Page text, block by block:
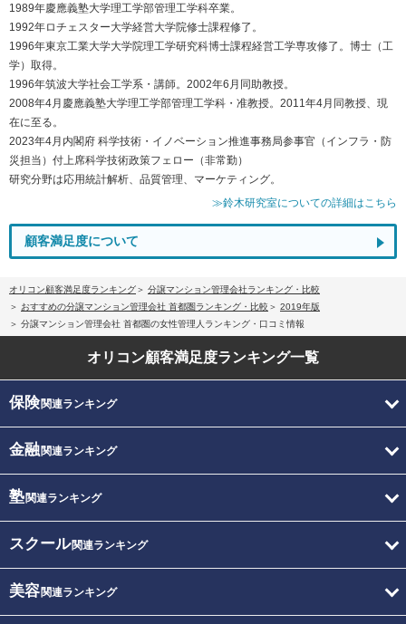
1989年慶應義塾大学理工学部管理工学科卒業。
1992年ロチェスター大学経営大学院修士課程修了。
1996年東京工業大学大学院理工学研究科博士課程経営工学専攻修了。博士（工
学）取得。
1996年筑波大学社会工学系・講師。2002年6月同助教授。
2008年4月慶應義塾大学理工学部管理工学科・准教授。2011年4月同教授、現
在に至る。
2023年4月内閣府 科学技術・イノベーション推進事務局参事官（インフラ・防
災担当）付上席科学技術政策フェロー（非常勤）
研究分野は応用統計解析、品質管理、マーケティング。
≫鈴木研究室についての詳細はこちら
顧客満足度について
オリコン顧客満足度ランキング
分譲マンション管理会社ランキング・比較
おすすめの分譲マンション管理会社 首都圏ランキング・比較
2019年版
分譲マンション管理会社 首都圏の女性管理人ランキング・口コミ情報
オリコン顧客満足度ランキング一覧
保険関連ランキング
金融関連ランキング
塾関連ランキング
スクール関連ランキング
美容関連ランキング